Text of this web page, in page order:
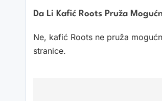
Da Li Kafić Roots Pruža
Ne, kafić Roots ne pruža
stranice.